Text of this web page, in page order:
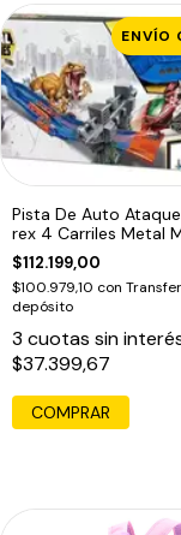
ENVÍO
Pista De Auto
rex 4 Carriles Metal
Amarillo
$112.199,00
$100.979,10 con
depósito
3 cuotas sin
$37.399,67